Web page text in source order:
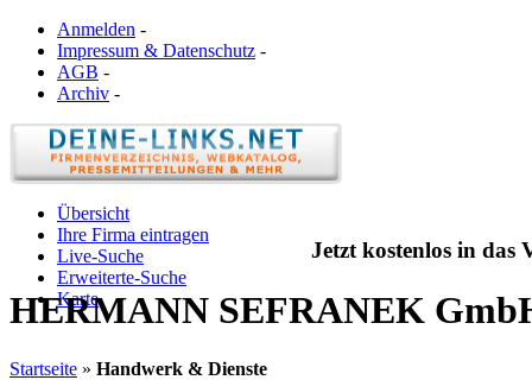
Anmelden -
Impressum & Datenschutz -
AGB -
Archiv -
Übersicht
Ihre Firma eintragen
Live-Suche
Erweiterte-Suche
Karte
Jetzt kostenlos in das
HERMANN SEFRANEK
Startseite » Handwerk & Dienste